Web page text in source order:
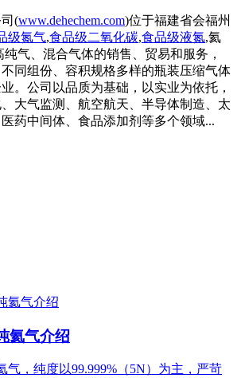
(www.dehechem.com)位于福建省会福州
级氮气,食品级二氧化碳,食品级液氮,氦
纯气、混合气体的销售、贸易和服务，
同组份、容积规格多样的瓶装压缩气体
。公司以品质为基础，以实业为依托，
大气监测、航空航天、半导体制造、太
药中间体、食品添加剂等多个领域...
氦气介绍
气，纯度以99.999%（5N）为主，严苛